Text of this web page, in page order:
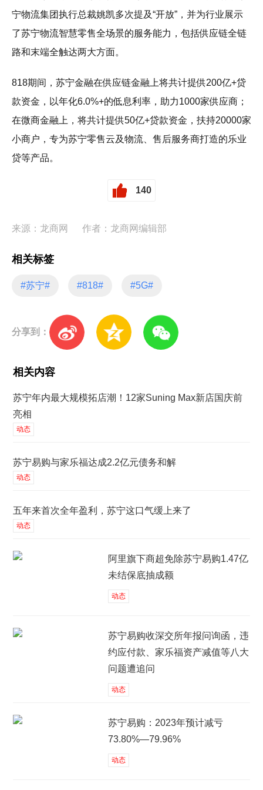
宁物流集团执行总裁姚凯多次提及“开放”，并为行业展示
了苏宁物流智慧零售全场景的服务能力，包括供应链全链
路和末端全触达两大方面。
818期间，苏宁金融在供应链金融上将共计提供200亿+贷
款资金，以年化6.0%+的低息利率，助力1000家供应商；
在微商金融上，将共计提供50亿+贷款资金，扶持20000家
小商户，专为苏宁零售云及物流、售后服务商打造的乐业
贷等产品。
140
来源：龙商网 作者：龙商网编辑部
相关标签
#苏宁# #818# #5G#
分享到：
相关内容
苏宁年内最大规模拓店潮！12家Suning Max新店国庆前
亮相
动态
苏宁易购与家乐福达成2.2亿元债务和解
动态
五年来首次全年盈利，苏宁这口气缓上来了
动态
阿里旗下商超免除苏宁易购1.47亿
未结保底抽成额
动态
苏宁易购收深交所年报问询函，违
约应付款、家乐福资产减值等八大
问题遭追问
动态
苏宁易购：2023年预计减亏
73.80%—79.96%
动态